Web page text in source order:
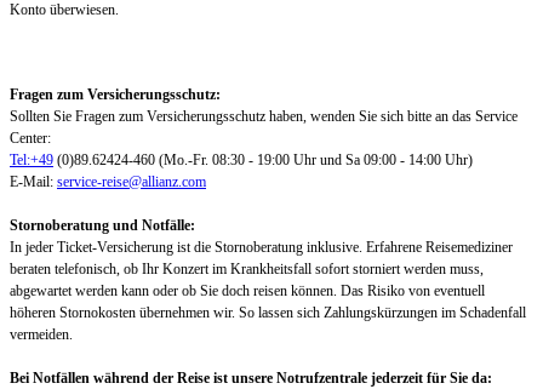
Konto überwiesen.
Fragen zum Versicherungsschutz:
Sollten Sie Fragen zum Versicherungsschutz haben, wenden Sie sich bitte an das Service
Center:
Tel:+49 (0)89.62424-460 (Mo.-Fr. 08:30 - 19:00 Uhr und Sa 09:00 - 14:00 Uhr)
E-Mail: service-reise@allianz.com
Stornoberatung und Notfälle:
In jeder Ticket-Versicherung ist die Stornoberatung inklusive. Erfahrene Reisemediziner
beraten telefonisch, ob Ihr Konzert im Krankheitsfall sofort storniert werden muss,
abgewartet werden kann oder ob Sie doch reisen können. Das Risiko von eventuell
höheren Stornokosten übernehmen wir. So lassen sich Zahlungskürzungen im Schadenfall
vermeiden.
Bei Notfällen während der Reise ist unsere Notrufzentrale jederzeit für Sie da: